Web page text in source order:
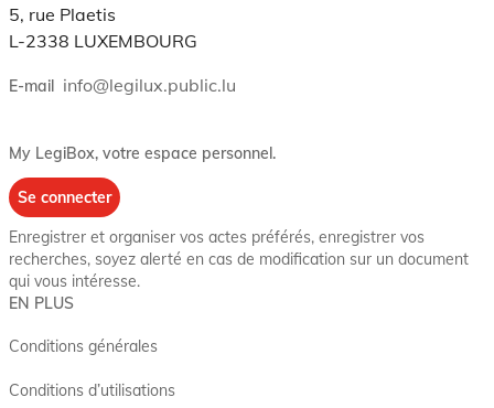
5, rue Plaetis
L-2338 LUXEMBOURG
E-mail info@legilux.public.lu
My LegiBox, votre espace personnel.
Se connecter
Enregistrer et organiser vos actes préférés, enregistrer vos
recherches, soyez alerté en cas de modification sur un document
qui vous intéresse.
EN PLUS
Conditions générales
Conditions d’utilisations